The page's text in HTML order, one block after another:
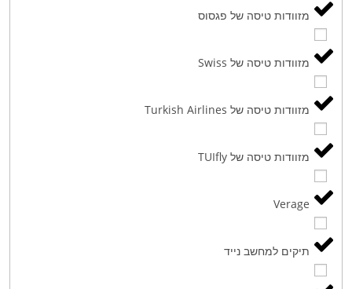
מזוודות טיסה של פגסוס
מזוודות טיסה של Swiss
מזוודות טיסה של Turkish Airlines
מזוודות טיסה של TUIfly
Verage
תיקים למחשב נייד